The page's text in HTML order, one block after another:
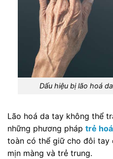
Dấu hiệu bị lão hoá
Lão hoá da tay không thể
những phương pháp trẻ
toàn có thể giữ cho đôi tay
mịn màng và trẻ trung.